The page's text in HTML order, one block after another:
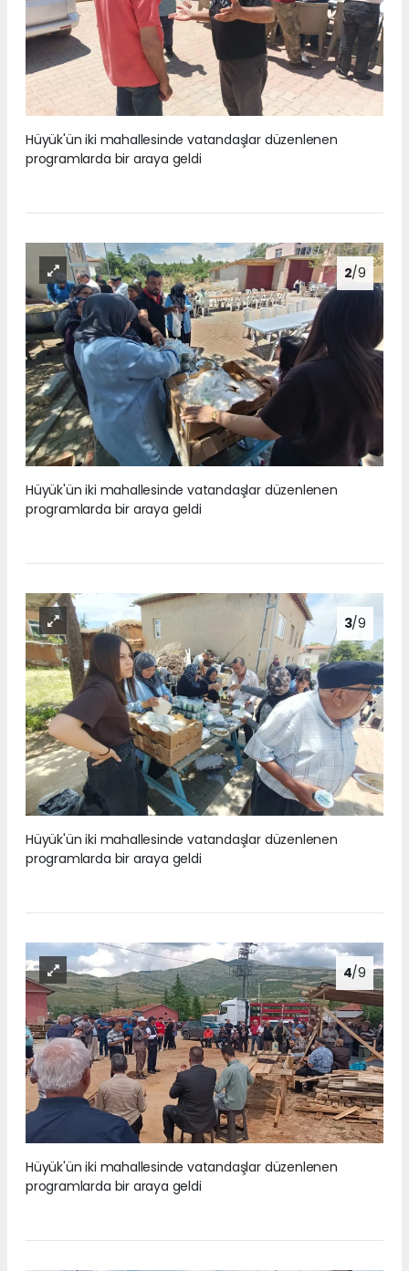
Hüyük'ün iki mahallesinde vatandaşlar düzenlenen
programlarda bir araya geldi
2/9
Hüyük'ün iki mahallesinde vatandaşlar düzenlenen
programlarda bir araya geldi
3/9
Hüyük'ün iki mahallesinde vatandaşlar düzenlenen
programlarda bir araya geldi
4/9
Hüyük'ün iki mahallesinde vatandaşlar düzenlenen
programlarda bir araya geldi